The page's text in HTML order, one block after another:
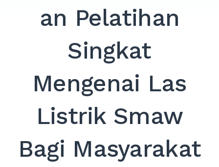
Search
an Pelatihan
Singkat
Mengenai Las
Listrik Smaw
Bagi Masyarakat